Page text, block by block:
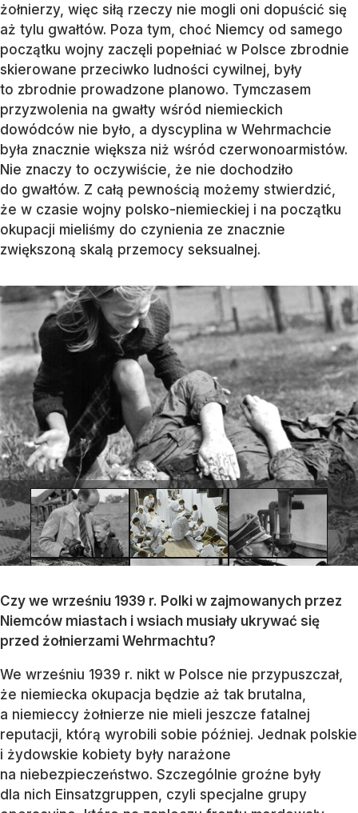
żołnierzy, więc siłą rzeczy nie mogli oni dopuścić się
aż tylu gwałtów. Poza tym, choć Niemcy od samego
początku wojny zaczęli popełniać w Polsce zbrodnie
skierowane przeciwko ludności cywilnej, były
to zbrodnie prowadzone planowo. Tymczasem
przyzwolenia na gwałty wśród niemieckich
dowódców nie było, a dyscyplina w Wehrmachcie
była znacznie większa niż wśród czerwonoarmistów.
Nie znaczy to oczywiście, że nie dochodziło
do gwałtów. Z całą pewnością możemy stwierdzić,
że w czasie wojny polsko-niemieckiej i na początku
okupacji mieliśmy do czynienia ze znacznie
zwiększoną skalą przemocy seksualnej.
Czy we wrześniu 1939 r. Polki w zajmowanych przez
Niemców miastach i wsiach musiały ukrywać się
przed żołnierzami Wehrmachtu?
We wrześniu 1939 r. nikt w Polsce nie przypuszczał,
że niemiecka okupacja będzie aż tak brutalna,
a niemieccy żołnierze nie mieli jeszcze fatalnej
reputacji, którą wyrobili sobie później. Jednak polskie
i żydowskie kobiety były narażone
na niebezpieczeństwo. Szczególnie groźne były
dla nich Einsatzgruppen, czyli specjalne grupy